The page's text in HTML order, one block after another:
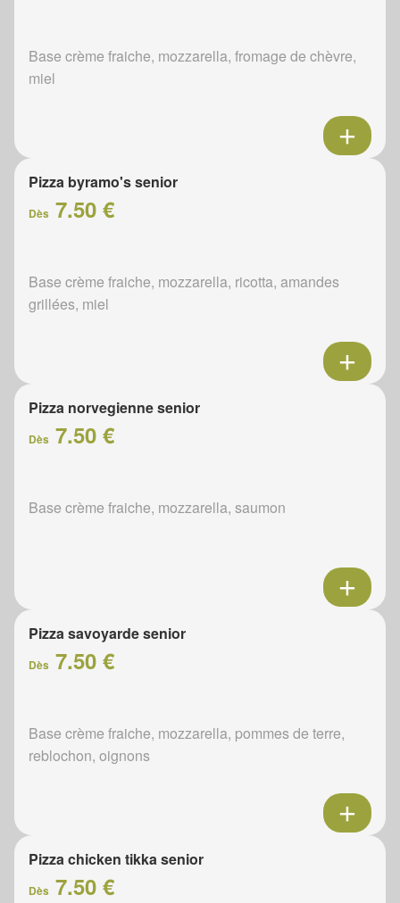
Base crème fraiche, mozzarella, fromage de chèvre,
miel
Pizza byramo's senior
Dès 7.50 €
Base crème fraiche, mozzarella, ricotta, amandes
grillées, miel
Pizza norvegienne senior
Dès 7.50 €
Base crème fraiche, mozzarella, saumon
Pizza savoyarde senior
Dès 7.50 €
Base crème fraiche, mozzarella, pommes de terre,
reblochon, oignons
Pizza chicken tikka senior
Dès 7.50 €